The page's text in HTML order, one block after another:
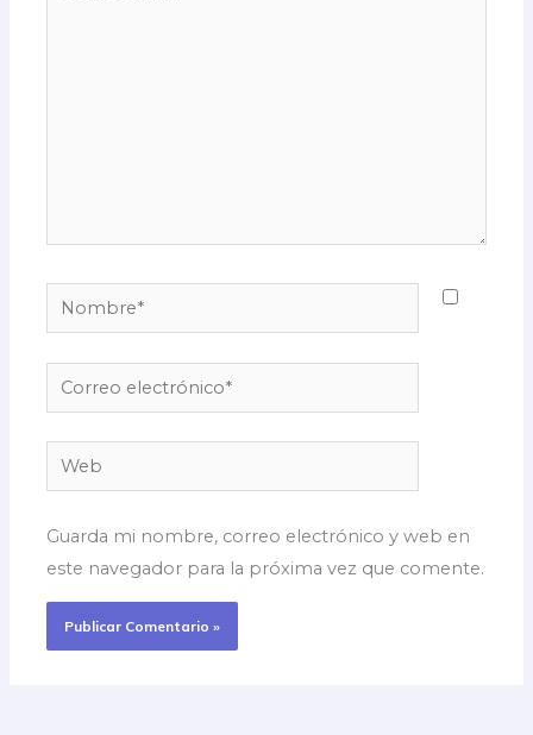
Nombre*
Correo
electrónico*
Web
Guarda mi nombre, correo electrónico y web en
este navegador para la próxima vez que comente.